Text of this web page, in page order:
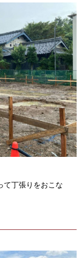
て丁張りをおこな